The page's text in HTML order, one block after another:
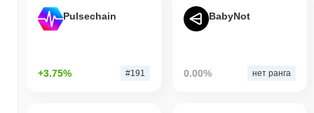
Pulsechain
+3.75% #191
BabyNot
0.00% нет ранга